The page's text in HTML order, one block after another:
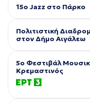
15ο Jazz στο Πάρκο
Πολιτιστική
στον Δήμο Αιγάλεω
5ο Φεστιβάλ
Κρεμαστινός